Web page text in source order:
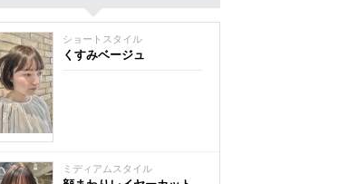
ショートスタイル
くすみベージュ
ミディアムスタイル